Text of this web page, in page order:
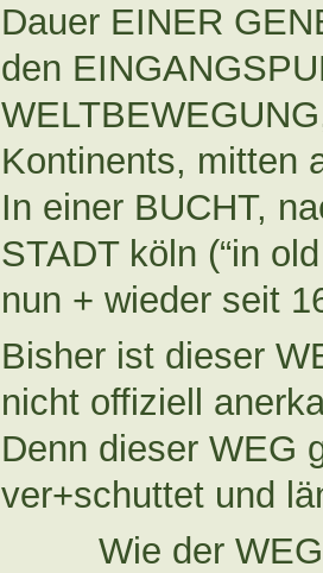
Dauer EINER
den
Kontinents, mitten
In einer BUCHT,
STADT köln (“in
nun + wieder seit
Bisher ist dieser
nicht offiziell
Denn dieser WEG
ver+schuttet und
Wie der